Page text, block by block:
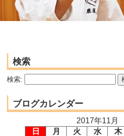
検索
検索:
ブログカレンダー
2017年11月
日
月 火 水 木